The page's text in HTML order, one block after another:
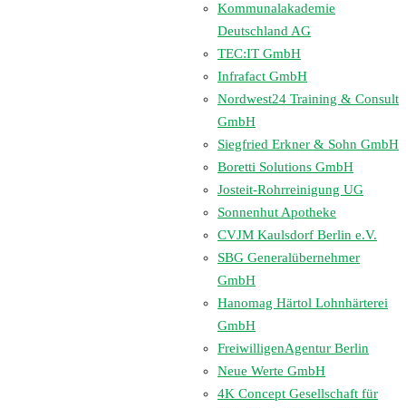
Kommunalakademie
Deutschland AG
TEC:IT GmbH
Infrafact GmbH
Nordwest24 Training & Consult
GmbH
Siegfried Erkner & Sohn GmbH
Boretti Solutions GmbH
Josteit-Rohrreinigung UG
Sonnenhut Apotheke
CVJM Kaulsdorf Berlin e.V.
SBG Generalübernehmer
GmbH
Hanomag Härtol Lohnhärterei
GmbH
FreiwilligenAgentur Berlin
Neue Werte GmbH
4K Concept Gesellschaft für